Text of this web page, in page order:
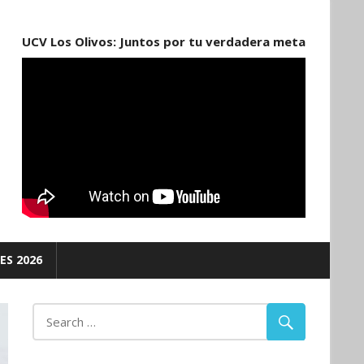
UCV Los Olivos: Juntos por tu verdadera meta
2026